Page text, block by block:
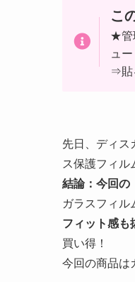
こ
★管
ュー
⇒貼
先日、ディス
ス保護フィル
結論：今回の
ガラスフィル
フィット感も
買い得！
今回の商品は